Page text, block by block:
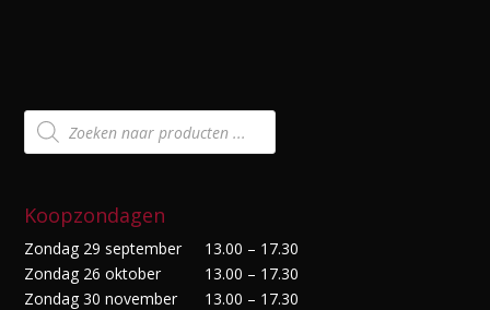
Producten
zoeken
Koopzondagen
Zondag 29 september
13.00 – 17.30
Zondag 26 oktober
13.00 – 17.30
Zondag 30 november
13.00 – 17.30